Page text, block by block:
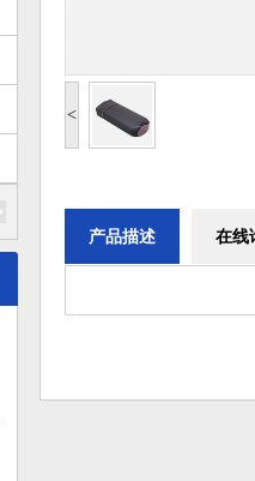
<
产品描述 在线